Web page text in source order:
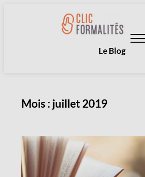
Le Blog
Mois : juillet 2019